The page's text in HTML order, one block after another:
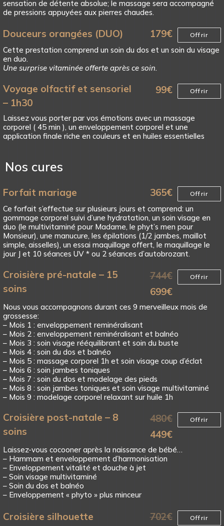
sensation de détente absolue; le massage sera accompagné
de pressions appuyées aux pierres chaudes.
Douceurs orangées (DUO) 179€ Offrir
Cette prestation comprend un soin du dos et un soin du visage
en duo.
Une surprise vitaminée offerte après ce soin.
Voyage olfactif et sensoriel
– 1h30
99€ Offrir
Laissez vous porter par vos émotions avec un massage
corporel ( 45 min ), un enveloppement corporel et une
application finale riche en couleurs et en huiles essentielles
Nos cures
Forfait mariage 365€ Offrir
Ce forfait s’effectue sur plusieurs jours et comprend: un
gommage corporel suivi d’une hydratation, un soin visage en
duo (le multivitaminé pour Madame, le phyt’s men pour
Monsieur), une manucure, les épilations (1/2 jambes, maillot
simple, aisselles), un essai maquillage offert, le maquillage le
jour J et 10 séances UV * ou 2 séances d’autobrozant.
Croisière pré-natale – 15
soins
744€
699€
Offrir
Nous vous accompagnons durant ces 9 merveilleux mois de
grossesse:
– Mois 1 : enveloppement reminéralisant
– Mois 2 : enveloppement reminéralisant et balnéo
– Mois 3 : soin visage rééquilibrant et soin du buste
– Mois 4 : soin du dos et balnéo
– Mois 5 : massage corporel 1h et soin visage coup d’éclat
– Mois 6 : soin jambes toniques
– Mois 7 : soin du dos et modelage des pieds
– Mois 8 : soin jambes toniques et soin visage multivitaminé
– Mois 9 : modelage corporel relaxant sur huile 1h
Croisière post-natale – 8
soins
480€
449€
Offrir
Laissez-vous cocooner après la naissance de bébé…
– Hammam et enveloppement d’harmonisation
– Enveloppement vitalité et douche à jet
– Soin visage multivitaminé
– Soin du dos et balnéo
– Enveloppement « phyto » plus minceur
Croisière silhouette 702€
Offrir